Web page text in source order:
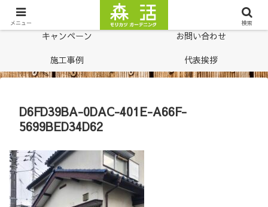
キャンペーン
お問い合わせ
施工事例
代表挨拶
D6FD39BA-0DAC-401E-A66F-
5699BED34D62
メニュー 検索